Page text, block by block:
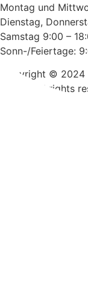
Montag und
Dienstag,
Samstag 9:00 –
Sonn-/Feiertage:
Copyright ©
GmbH. All rights